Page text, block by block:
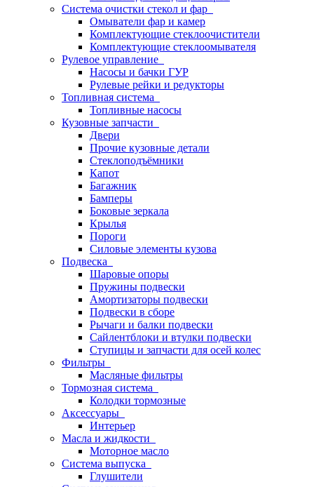
Система очистки стекол и фар
Омыватели фар и камер
Комплектующие стеклоочистители
Комплектующие стеклоомывателя
Рулевое управление
Насосы и бачки ГУР
Рулевые рейки и редукторы
Топливная система
Топливные насосы
Кузовные запчасти
Двери
Прочие кузовные детали
Стеклоподъёмники
Капот
Багажник
Бамперы
Боковые зеркала
Крылья
Пороги
Силовые элементы кузова
Подвеска
Шаровые опоры
Пружины подвески
Амортизаторы подвески
Подвески в сборе
Рычаги и балки подвески
Сайлентблоки и втулки подвески
Ступицы и запчасти для осей колес
Фильтры
Масляные фильтры
Тормозная система
Колодки тормозные
Аксессуары
Интерьер
Масла и жидкости
Моторное масло
Система выпуска
Глушители